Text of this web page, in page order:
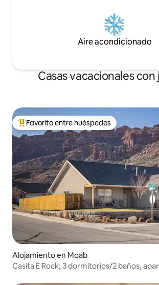
Aire acondicionado
Casas vacacionales con
Favorito entre huéspedes preferido
Favorito entre huéspedes
Alojamiento en Moab
Casita E Rock; 3 dormitorios/2 baños,